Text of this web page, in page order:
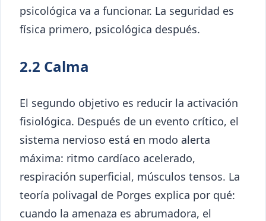
psicológica va a funcionar. La seguridad es
física primero, psicológica después.
2.2 Calma
El segundo objetivo es reducir la activación
fisiológica. Después de un evento crítico, el
sistema nervioso está en modo alerta
máxima: ritmo cardíaco acelerado,
respiración superficial, músculos tensos. La
teoría polivagal de Porges explica por qué:
cuando la amenaza es abrumadora, el